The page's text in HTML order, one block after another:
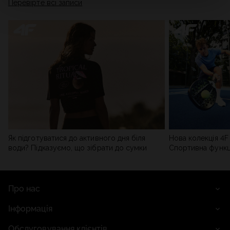
мережі). Детальну інформацію можна знайти в нашій
та в розділі «Деталі».
Перевірте всі записи
Як підготуватися до активного дня біля
води? Підказуємо, що зібрати до сумки
Нова колекція
Спортивна
Про нас
Інформація